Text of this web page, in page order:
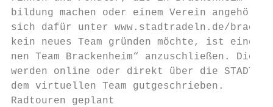
bildung machen oder einem Verein
sich dafür unter www.stadtradeln.de/
kein neues Team gründen möchte, ist
nen Team Brackenheim“ anzuschließen. Die
werden online oder direkt über die
dem virtuellen Team gutgeschrieben.
Radtouren geplant